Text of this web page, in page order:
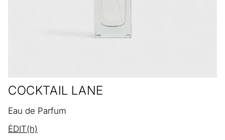
COCKTAIL LANE
Eau de Parfum
ĖDIT(h)